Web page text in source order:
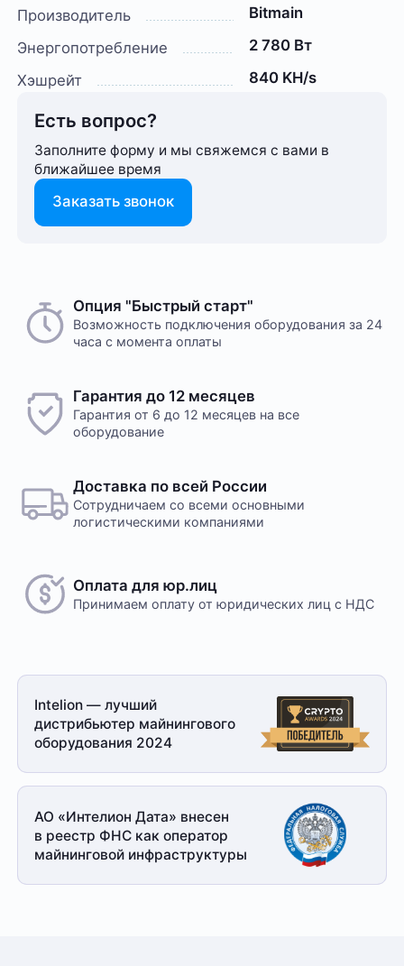
Производитель
Bitmain
Энергопотребление
2 780 Вт
Хэшрейт
840 KH/s
Есть вопрос?
Заполните форму и мы свяжемся с вами в
ближайшее время
Заказать звонок
Опция "Быстрый старт"
Возможность подключения оборудования за 24
часа с момента оплаты
Гарантия до 12 месяцев
Гарантия от 6 до 12 месяцев на все
оборудование
Доставка по всей России
Сотрудничаем со всеми основными
логистическими компаниями
Оплата для юр.лиц
Принимаем оплату от юридических лиц с НДС
Intelion — лучший
дистрибьютер майнингового
оборудования 2024
АО «Интелион Дата» внесен
в реестр ФНС как оператор
майнинговой инфраструктуры